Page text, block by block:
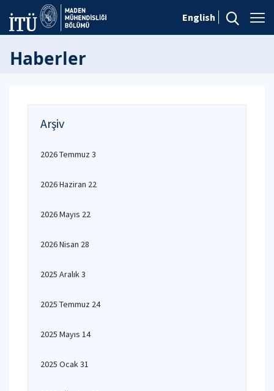
English
Haberler
Arşiv
2026 Temmuz 3
2026 Haziran 22
2026 Mayıs 22
2026 Nisan 28
2025 Aralık 3
2025 Temmuz 24
2025 Mayıs 14
2025 Ocak 31